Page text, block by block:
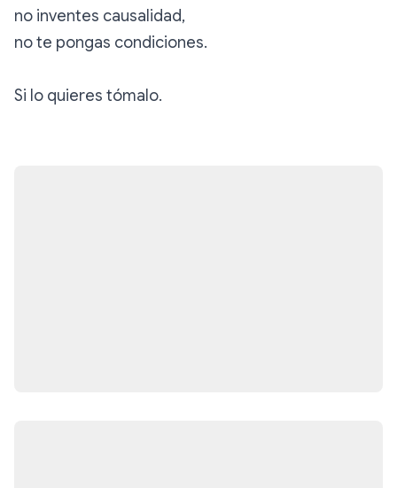
no inventes causalidad,
no te pongas condiciones.
Si lo quieres tómalo.